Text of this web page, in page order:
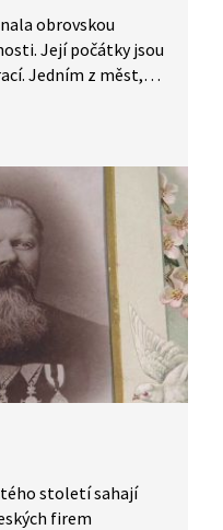
obrovskou
Její počátky jsou
Jedním z měst,
kteří
na stavbu např.
roboty
století sahají
firem